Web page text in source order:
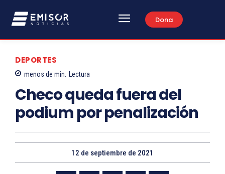
Dona
DEPORTES
menos de min. Lectura
Checo queda fuera del
podium por penalización
12 de septiembre de 2021